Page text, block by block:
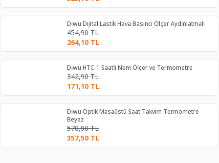
Diwu Dijital Lastik Hava Basıncı Ölçer Aydınlatmalı
454,90TL
264,10 TL
Diwu HTC-1 Saatli Nem Ölçer ve Termometre
342,90TL
171,10 TL
Diwu Optik Masaüstü Saat Takvim Termometre
Beyaz
570,90TL
357,50 TL